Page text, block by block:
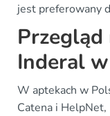
jest preferowany
Inderal
W aptekach w
Catena i